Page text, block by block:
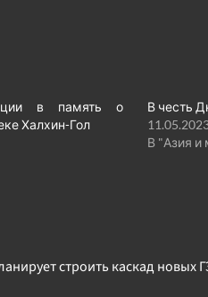
в память о
Халхин-Гол
В честь
В "Азия и
строить каскад новых